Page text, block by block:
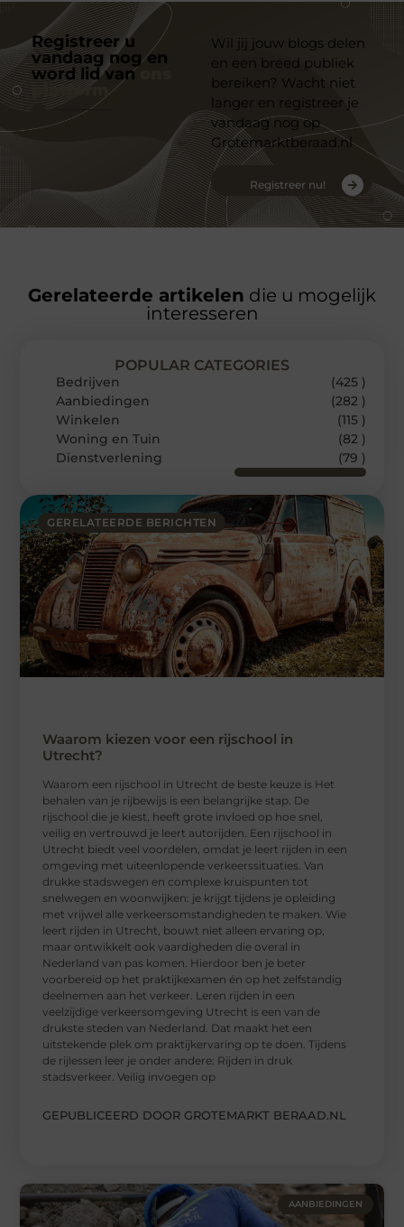
Registreer u
vandaag nog en
word lid van
platform
Wil jij jouw blogs delen
en een breed publiek
bereiken? Wacht niet
langer en registreer je
vandaag nog op
Grotemarktberaad.nl
Registreer nu!
Gerelateerde artikelen die u mogelijk
interesseren
GERELATEERDE BERICHTEN
Waarom kiezen voor een rijschool in
Utrecht?
Waarom een ​​rijschool in Utrecht de beste keuze is Het
behalen van je rijbewijs is een belangrijke stap. De
rijschool die je kiest, heeft grote invloed op hoe snel,
veilig en vertrouwd je leert autorijden. Een rijschool in
Utrecht biedt veel voordelen, omdat je leert rijden in een
omgeving met uiteenlopende verkeerssituaties. Van
drukke stadswegen en complexe kruispunten tot
snelwegen en woonwijken: je krijgt tijdens je opleiding
met vrijwel alle verkeersomstandigheden te maken. Wie
leert rijden in Utrecht, bouwt niet alleen ervaring op,
maar ontwikkelt ook vaardigheden die overal in
Nederland van pas komen. Hierdoor ben je beter
voorbereid op het praktijkexamen én op het zelfstandig
deelnemen aan het verkeer. Leren rijden in een
veelzijdige verkeersomgeving Utrecht is een van de
drukste steden van Nederland. Dat maakt het een
uitstekende plek om praktijkervaring op te doen. Tijdens
de rijlessen leer je onder andere: Rijden in druk
stadsverkeer. Veilig invoegen op
GEPUBLICEERD DOOR GROTEMARKT BERAAD.NL
POPULAR CATEGORIES
Bedrijven
(425 )
Aanbiedingen
(282 )
Winkelen
(115 )
Woning en Tuin
(82 )
Dienstverlening
(79 )
AANBIEDINGEN